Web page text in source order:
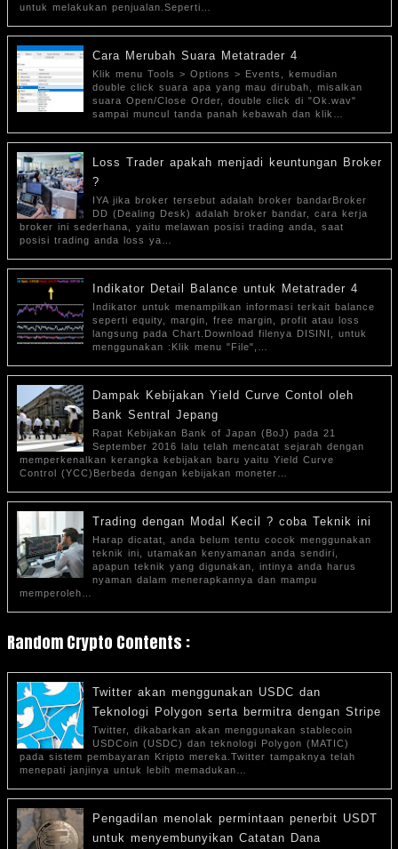
untuk melakukan penjualan.Seperti…
Cara Merubah Suara Metatrader 4
Klik menu Tools > Options > Events, kemudian
double click suara apa yang mau dirubah, misalkan
suara Open/Close Order, double click di "Ok.wav"
sampai muncul tanda panah kebawah dan klik…
Loss Trader apakah menjadi keuntungan Broker
?
IYA jika broker tersebut adalah broker bandarBroker
DD (Dealing Desk) adalah broker bandar, cara kerja
broker ini sederhana, yaitu melawan posisi trading anda, saat
posisi trading anda loss ya…
Indikator Detail Balance untuk Metatrader 4
Indikator untuk menampilkan informasi terkait balance
seperti equity, margin, free margin, profit atau loss
langsung pada Chart.Download filenya DISINI, untuk
menggunakan :Klik menu "File",…
Dampak Kebijakan Yield Curve Contol oleh
Bank Sentral Jepang
Rapat Kebijakan Bank of Japan (BoJ) pada 21
September 2016 lalu telah mencatat sejarah dengan
memperkenalkan kerangka kebijakan baru yaitu Yield Curve
Control (YCC)Berbeda dengan kebijakan moneter…
Trading dengan Modal Kecil ? coba Teknik ini
Harap dicatat, anda belum tentu cocok menggunakan
teknik ini, utamakan kenyamanan anda sendiri,
apapun teknik yang digunakan, intinya anda harus
nyaman dalam menerapkannya dan mampu
memperoleh…
Random Crypto Contents :
Twitter akan menggunakan USDC dan
Teknologi Polygon serta bermitra dengan Stripe
Twitter, dikabarkan akan menggunakan stablecoin
USDCoin (USDC) dan teknologi Polygon (MATIC)
pada sistem pembayaran Kripto mereka.Twitter tampaknya telah
menepati janjinya untuk lebih memadukan…
Pengadilan menolak permintaan penerbit USDT
untuk menyembunyikan Catatan Dana